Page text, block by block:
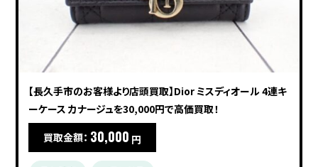
【長久手市のお客様より店頭買取】Dior ミスディオール 4連キ
ーケース カナージュを30,000円で高価買取！
買取金額： 30,000 円